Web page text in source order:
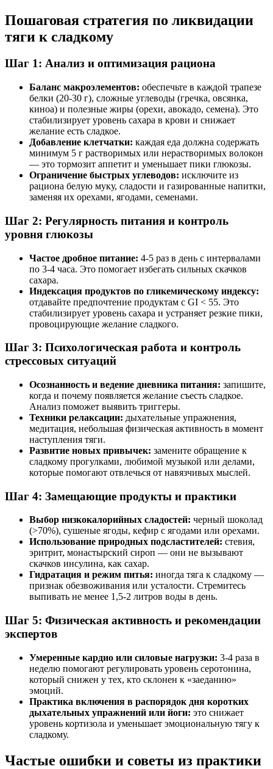
Пошаговая стратегия по ликвидации
тяги к сладкому
Шаг 1: Анализ и оптимизация рациона
Баланс макроэлементов: обеспечьте в каждой трапезе
белки (20-30 г), сложные углеводы (гречка, овсянка,
киноа) и полезные жиры (орехи, авокадо, семена). Это
стабилизирует уровень сахара в крови и снижает
желание есть сладкое.
Добавление клетчатки: каждая еда должна содержать
минимум 5 г растворимых или нерастворимых волокон
— это тормозит аппетит и уменьшает пики глюкозы.
Ограничение быстрых углеводов: исключите из
рациона белую муку, сладости и газированные напитки,
заменяя их орехами, ягодами, семенами.
Шаг 2: Регулярность питания и контроль
уровня глюкозы
Частое дробное питание: 4-5 раз в день с интервалами
по 3-4 часа. Это помогает избегать сильных скачков
сахара.
Индексация продуктов по гликемическому индексу:
отдавайте предпочтение продуктам с GI < 55. Это
стабилизирует уровень сахара и устраняет резкие пики,
провоцирующие желание сладкого.
Шаг 3: Психологическая работа и контроль
стрессовых ситуаций
Осознанность и ведение дневника питания: запишите,
когда и почему появляется желание съесть сладкое.
Анализ поможет выявить триггеры.
Техники релаксации: дыхательные упражнения,
медитация, небольшая физическая активность в момент
наступления тяги.
Развитие новых привычек: замените обращение к
сладкому прогулками, любимой музыкой или делами,
которые помогают отвлечься от навязчивых мыслей.
Шаг 4: Замещающие продукты и практики
Выбор низкокалорийных сладостей: черный шоколад
(>70%), сушеные ягоды, кефир с ягодами или орехами.
Использование природных подсластителей: стевия,
эритрит, монастырский сироп — они не вызывают
скачков инсулина, как сахар.
Гидратация и режим питья: иногда тяга к сладкому —
признак обезвоживания или усталости. Стремитесь
выпивать не менее 1,5-2 литров воды в день.
Шаг 5: Физическая активность и рекомендации
экспертов
Умеренные кардио или силовые нагрузки: 3-4 раза в
неделю помогают регулировать уровень серотонина,
который снижен у тех, кто склонен к «заеданию»
эмоций.
Практика включения в распорядок дня коротких
дыхательных упражнений или йоги: это снижает
уровень кортизола и уменьшает эмоциональную тягу к
сладкому.
Частые ошибки и советы из практики